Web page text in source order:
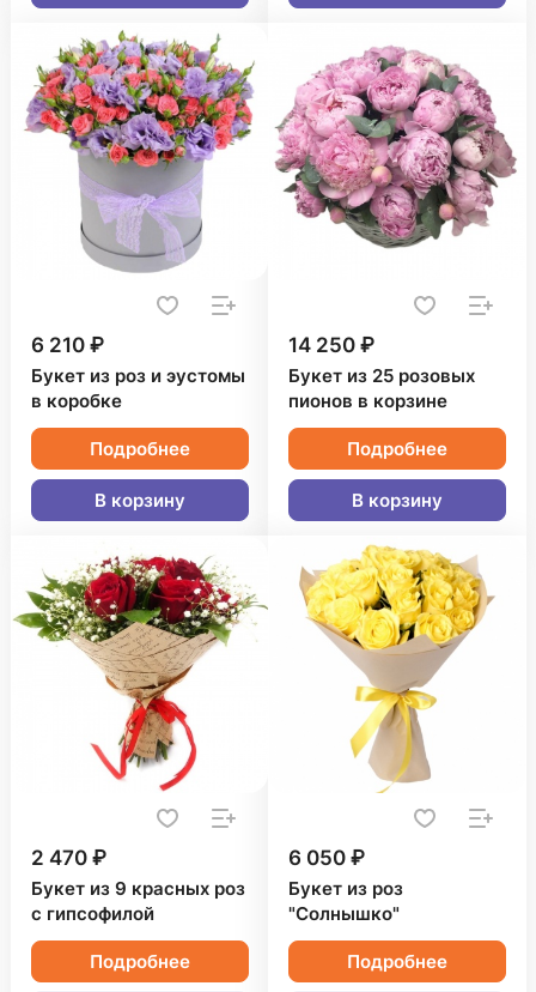
6 210 ₽
Букет из роз и эустомы
в коробке
Подробнее
В корзину
14 250 ₽
Букет из 25 розовых
пионов в корзине
Подробнее
В корзину
2 470 ₽
Букет из 9 красных роз
с гипсофилой
Подробнее
6 050 ₽
Букет из роз
"Солнышко"
Подробнее